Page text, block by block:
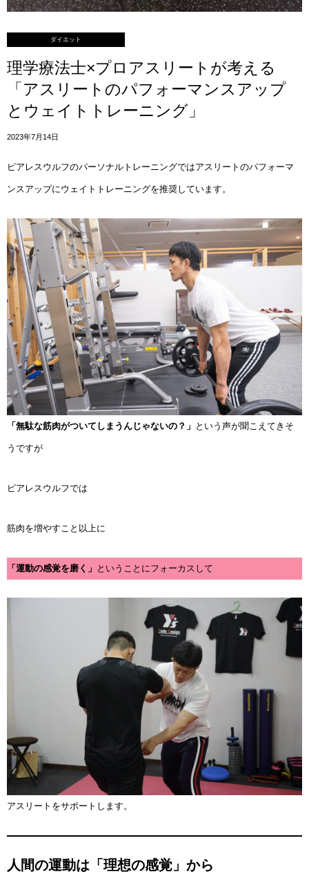
ダイエット
理学療法士×プロアスリートが考える
「アスリートのパフォーマンスアップ
とウェイトトレーニング」
2023年7月14日
ピアレスウルフのパーソナルトレーニングではアスリートのパフォーマ
ンスアップにウェイトトレーニングを推奨しています。
「無駄な筋肉がついてしまうんじゃないの？」 という声が聞こえてきそ
うですが
ピアレスウルフでは
筋肉を増やすこと以上に
「運動の感覚を磨く」 ということにフォーカスして
アスリートをサポートします。
人間の運動は「理想の感覚」から